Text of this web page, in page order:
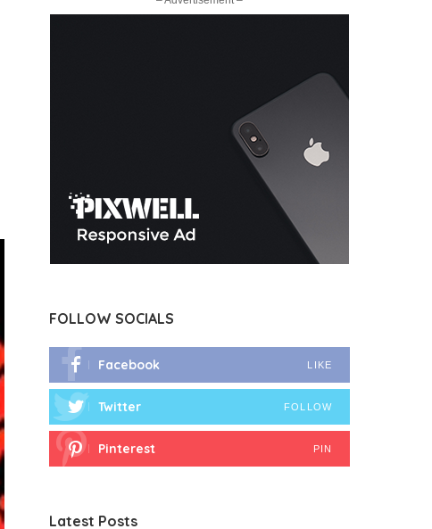
FOLLOW SOCIALS
Facebook LIKE
Twitter FOLLOW
Pinterest PIN
Latest Posts